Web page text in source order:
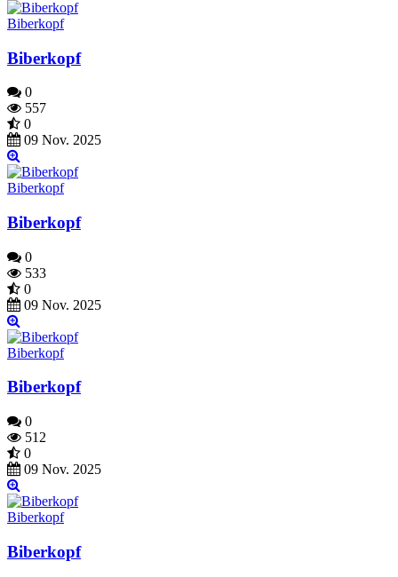
Biberkopf
Biberkopf
0
557
0
09 Nov. 2025
Biberkopf
Biberkopf
0
533
0
09 Nov. 2025
Biberkopf
Biberkopf
0
512
0
09 Nov. 2025
Biberkopf
Biberkopf